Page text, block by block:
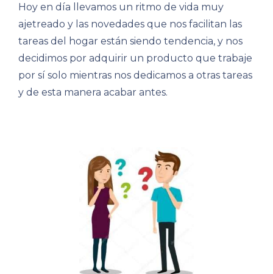
Hoy en día llevamos un ritmo de vida muy
ajetreado y las novedades que nos facilitan las
tareas del hogar están siendo tendencia, y nos
decidimos por adquirir un producto que trabaje
por sí solo mientras nos dedicamos a otras tareas
y de esta manera acabar antes.